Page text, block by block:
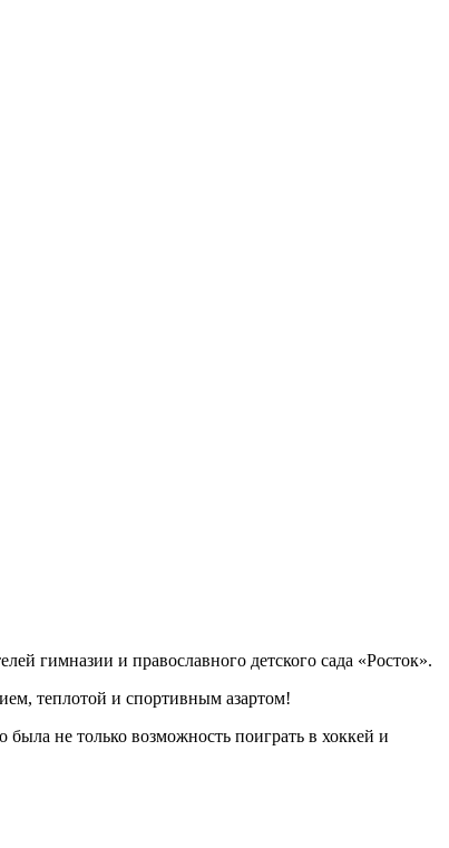
гимназии и православного детского сада «Росток».
теплотой и спортивным азартом!
не только возможность поиграть в хоккей и